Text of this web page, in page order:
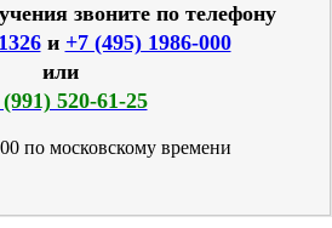
звоните по телефону
и +7 (495) 1986-000
или
520-61-25
по московскому времени